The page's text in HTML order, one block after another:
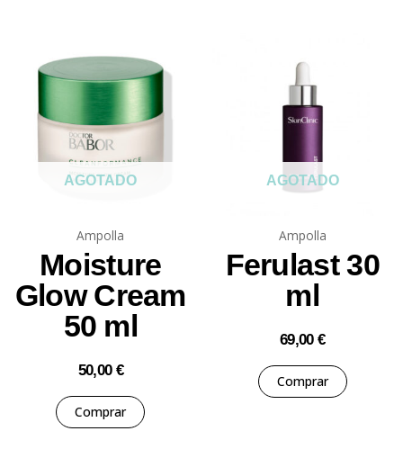
AGOTADO
Ampolla
Moisture
Glow Cream
50 ml
50,00 €
Comprar
AGOTADO
Ampolla
Ferulast 30
ml
69,00 €
Comprar